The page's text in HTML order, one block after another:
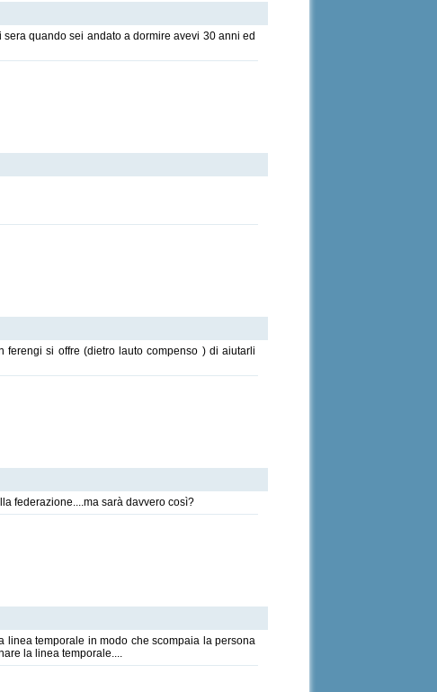
quando sei andato a dormire avevi 30 anni ed
ferengi si offre (dietro lauto compenso ) di aiutarli
federazione....ma sarà davvero così?
linea temporale in modo che scompaia la persona
la linea temporale....